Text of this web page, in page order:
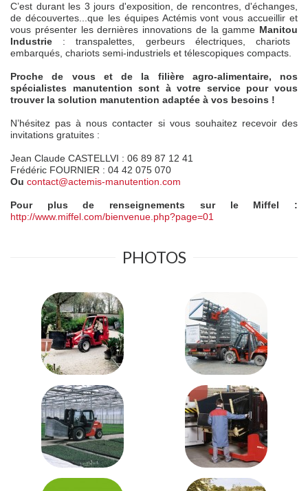
C’est durant les 3 jours d'exposition, de rencontres, d'échanges,
de découvertes...que les équipes Actémis vont vous accueillir et
vous présenter les dernières innovations de la gamme Manitou
Industrie : transpalettes, gerbeurs électriques, chariots
embarqués, chariots semi-industriels et télescopiques compacts.
Proche de vous et de la filière agro-alimentaire, nos
spécialistes manutention sont à votre service pour vous
trouver la solution manutention adaptée à vos besoins !
N’hésitez pas à nous contacter si vous souhaitez recevoir des
invitations gratuites :
Jean Claude CASTELLVI : 06 89 87 12 41
Frédéric FOURNIER : 04 42 075 070
Ou contact@actemis-manutention.com
Pour plus de renseignements sur le Miffel :
http://www.miffel.com/bienvenue.php?page=01
PHOTOS